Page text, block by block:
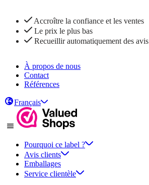
Accroître la confiance et les ventes
Le prix le plus bas
Recueillir automatiquement des avis
À propos de nous
Contact
Références
Français
Pourquoi ce label ?
Avis clients
Emballages
Service clientèle